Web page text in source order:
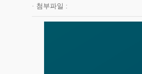
첨부파일